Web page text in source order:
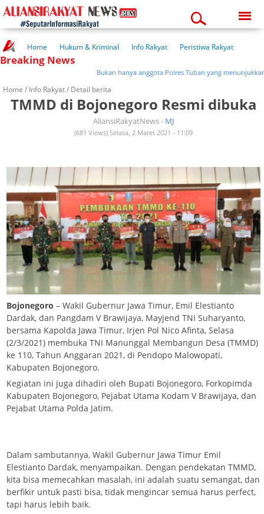
06:29:33 pm
Home Hukum & Kriminal Info Rakyat
Peristiwa Rakyat
Kuliner Rakyat
Wisata Rakyat
Kesehatan
Breaking News
Bukan hanya anggota Polres Tuban yang menunjukkan
Home / Info Rakyat/ Detail berita
TMMD di Bojonegoro Resmi dibuka
AliansiRakyatNews - MJ
(681 Views) Selasa, 2 Maret 2021 - 11:09
Bojonegoro – Wakil Gubernur Jawa Timur, Emil Elestianto
Dardak, dan Pangdam V Brawijaya, Mayjend TNI Suharyanto,
bersama Kapolda Jawa Timur, Irjen Pol Nico Afinta, Selasa
(2/3/2021) membuka TNI Manunggal Membangun Desa (TMMD)
ke 110, Tahun Anggaran 2021, di Pendopo Malowopati,
Kabupaten Bojonegoro.
Kegiatan ini juga dihadiri oleh Bupati Bojonegoro, Forkopimda
Kabupaten Bojonegoro, Pejabat Utama Kodam V Brawijaya, dan
Pejabat Utama Polda Jatim.
Dalam sambutannya, Wakil Gubernur Jawa Timur Emil
Elestianto Dardak, menyampaikan. Dengan pendekatan TMMD,
kita bisa memecahkan masalah, ini adalah suatu semangat, dan
berfikir untuk pasti bisa, tidak mengincar semua harus perfect,
tapi harus lebih baik.